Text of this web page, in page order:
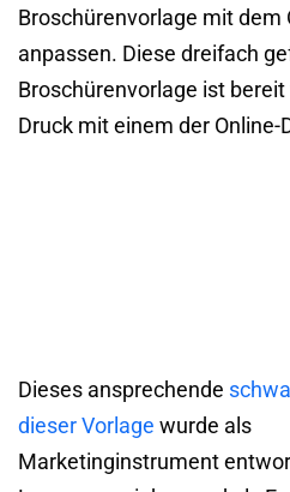
Broschürenvorlage mit dem
anpassen. Diese dreifach
Broschürenvorlage ist bereit
Druck mit einem der Online-
Dieses ansprechende
dieser Vorlage wurde als
Marketinginstrument